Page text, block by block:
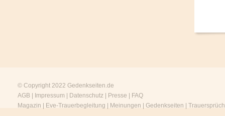
© Copyright 2022 Gedenkseiten.de
AGB
Impressum Datenschutz Presse
FAQ
Magazin
Eve-Trauerbegleitung Meinungen Gedenkseiten